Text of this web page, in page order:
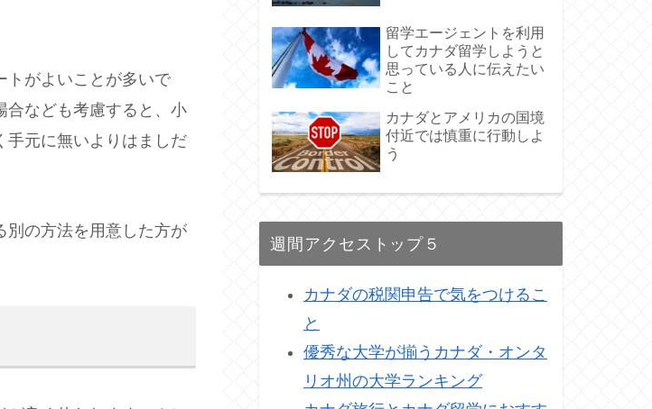
トがよいことが多いで
合なども考慮すると、小
手元に無いよりはましだ
別の方法を用意した方が
留学エージェントを利用
してカナダ留学しようと
思っている人に伝えたい
こと
カナダとアメリカの国境
付近では慎重に行動しよ
う
週間アクセストップ５
カナダの税関申告で気をつけるこ
と
優秀な大学が揃うカナダ・オンタ
リオ州の大学ランキング